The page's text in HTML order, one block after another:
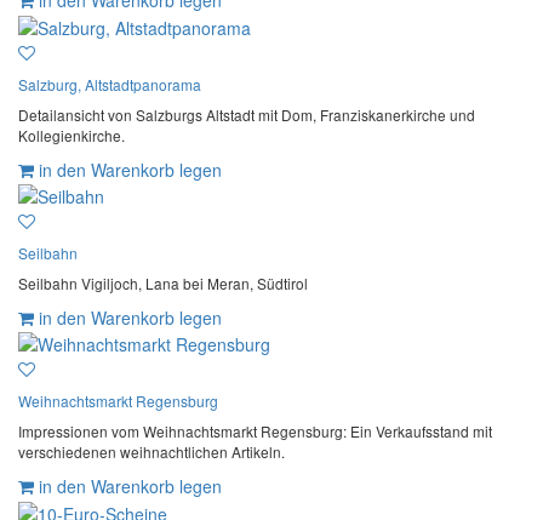
Salzburg, Altstadtpanorama
Detailansicht von Salzburgs Altstadt mit Dom, Franziskanerkirche und
Kollegienkirche.
in den Warenkorb legen
Seilbahn
Seilbahn Vigiljoch, Lana bei Meran, Südtirol
in den Warenkorb legen
Weihnachtsmarkt Regensburg
Impressionen vom Weihnachtsmarkt Regensburg: Ein Verkaufsstand mit
verschiedenen weihnachtlichen Artikeln.
in den Warenkorb legen